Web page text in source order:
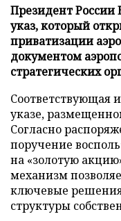
Президент
указ, который
приватизации
документом
стратегических
Соответствующая
указе,
Согласно
поручение
на «золотую
механизм
ключевые
структуры